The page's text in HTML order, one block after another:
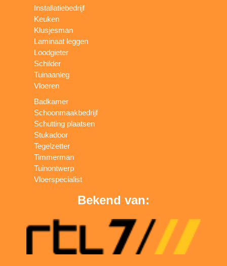
Installatiebedrijf
Keuken
Klusjesman
Laminaat leggen
Loodgieter
Schilder
Tuinaanleg
Vloeren
Badkamer
Schoonmaakbedrijf
Schutting plaatsen
Stukadoor
Tegelzetter
Timmerman
Tuinontwerp
Vloerspecialist
Bekend van: